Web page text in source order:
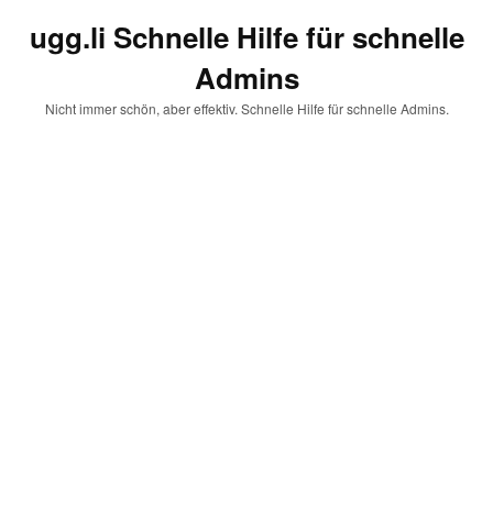
ugg.li Schnelle Hilfe für schnelle
Admins
Nicht immer schön, aber effektiv. Schnelle Hilfe für schnelle Admins.